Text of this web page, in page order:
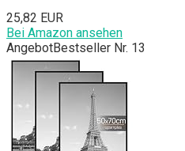
25,82 EUR
Bei Amazon ansehen
AngebotBestseller Nr. 13